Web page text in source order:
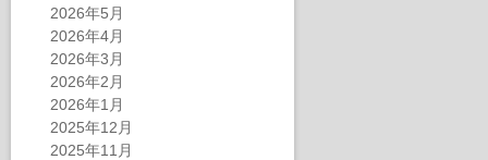
2026年5月
2026年4月
2026年3月
2026年2月
2026年1月
2025年12月
2025年11月